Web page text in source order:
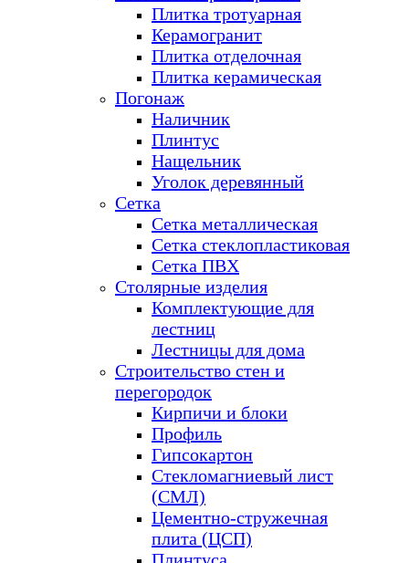
Плитка тротуарная
Керамогранит
Плитка отделочная
Плитка керамическая
Погонаж
Наличник
Плинтус
Нащельник
Уголок деревянный
Сетка
Сетка металлическая
Сетка стеклопластиковая
Сетка ПВХ
Столярные изделия
Комплектующие для
лестниц
Лестницы для дома
Строительство стен и
перегородок
Кирпичи и блоки
Профиль
Гипсокартон
Стекломагниевый лист
(СМЛ)
Цементно-стружечная
плита (ЦСП)